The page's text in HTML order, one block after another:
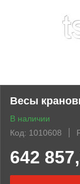
Весы
В наличии
Код: 1010608
642